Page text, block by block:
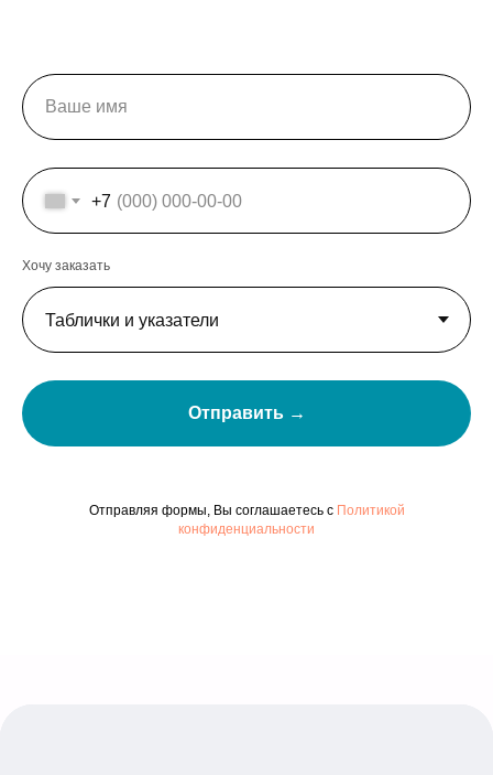
+7
Хочу заказать
Отправить →
Отправляя формы, Вы соглашаетесь с Политикой
конфиденциальности